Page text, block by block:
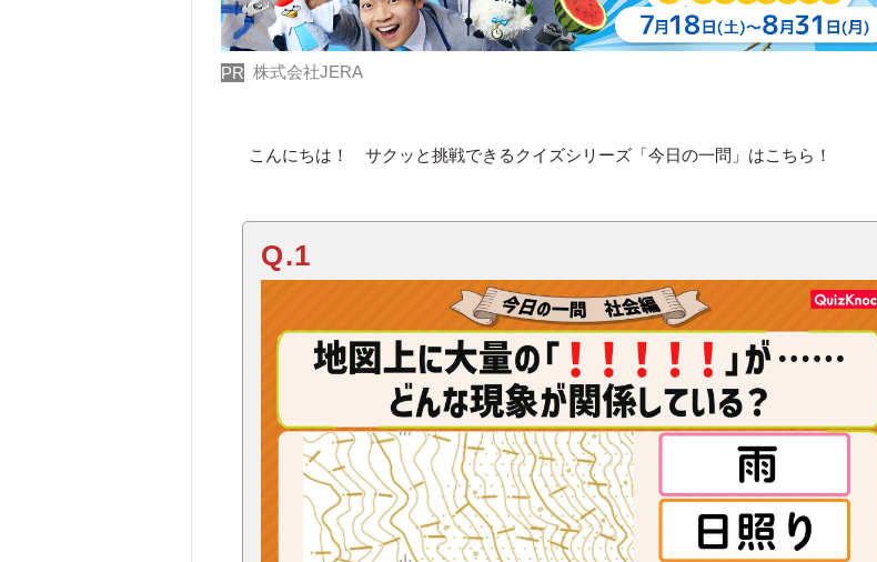
PR 株式会社JERA
こんにちは！ サクッと挑戦できるクイズシリーズ「今日の一問」はこちら！
Q.1